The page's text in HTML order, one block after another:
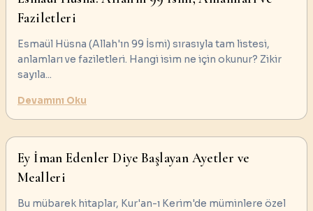
Faziletleri
Esmaül Hüsna (Allah'ın 99 İsmi) sırasıyla tam listesi,
anlamları ve faziletleri. Hangi isim ne için okunur? Zikir
sayıla...
Devamını Oku
Ey İman Edenler Diye Başlayan Ayetler ve
Mealleri
Bu mübarek hitaplar, Kur'an-ı Kerim'de müminlere özel